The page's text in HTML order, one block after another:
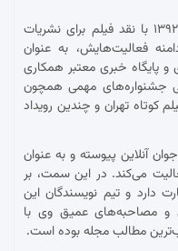
صباحی فعالیت حرفه‌ای خود را از سال ۱۳۹۲ با نقد فیلم برای نشریات
فعالیت‌هایش، به عنوان
و پایگاه خبری معتبر همکاری
جشنواره‌های مهمی همچون
کوتاه تهران و چندین رویداد
جوان آنلاین پیوسته و به عنوان
می‌کند. در این سمت، بر
دارد و تیم نویسندگان این
و مصاحبه‌های عمیق وی با
مطالب مجله بوده است.